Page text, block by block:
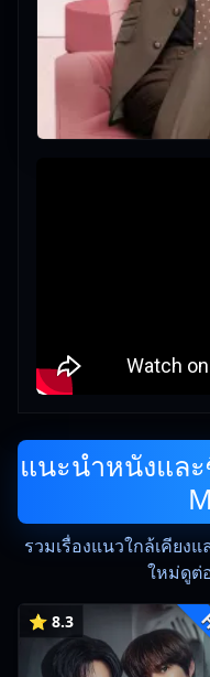
แนะนำหนังแล
รวมเรื่องแนวใกล้เคียง
ใหม่ดูต่
⭐ 8.3